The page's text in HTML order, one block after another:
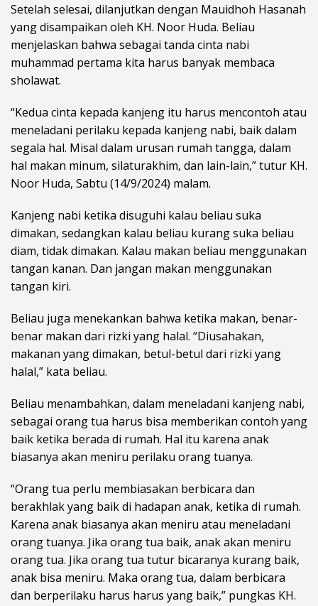
Setelah selesai, dilanjutkan dengan Mauidhoh Hasanah
yang disampaikan oleh KH. Noor Huda. Beliau
menjelaskan bahwa sebagai tanda cinta nabi
muhammad pertama kita harus banyak membaca
sholawat.
“Kedua cinta kepada kanjeng itu harus mencontoh atau
meneladani perilaku kepada kanjeng nabi, baik dalam
segala hal. Misal dalam urusan rumah tangga, dalam
hal makan minum, silaturakhim, dan lain-lain,” tutur KH.
Noor Huda, Sabtu (14/9/2024) malam.
Kanjeng nabi ketika disuguhi kalau beliau suka
dimakan, sedangkan kalau beliau kurang suka beliau
diam, tidak dimakan. Kalau makan beliau menggunakan
tangan kanan. Dan jangan makan menggunakan
tangan kiri.
Beliau juga menekankan bahwa ketika makan, benar-
benar makan dari rizki yang halal. “Diusahakan,
makanan yang dimakan, betul-betul dari rizki yang
halal,” kata beliau.
Beliau menambahkan, dalam meneladani kanjeng nabi,
sebagai orang tua harus bisa memberikan contoh yang
baik ketika berada di rumah. Hal itu karena anak
biasanya akan meniru perilaku orang tuanya.
“Orang tua perlu membiasakan berbicara dan
berakhlak yang baik di hadapan anak, ketika di rumah.
Karena anak biasanya akan meniru atau meneladani
orang tuanya. Jika orang tua baik, anak akan meniru
orang tua. Jika orang tua tutur bicaranya kurang baik,
anak bisa meniru. Maka orang tua, dalam berbicara
dan berperilaku harus harus yang baik,” pungkas KH.